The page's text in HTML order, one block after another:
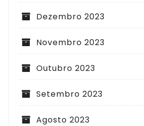
Dezembro 2023
Novembro 2023
Outubro 2023
Setembro 2023
Agosto 2023